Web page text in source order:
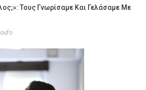
Τους Γνωρίσαμε Και Γελάσαμε Με